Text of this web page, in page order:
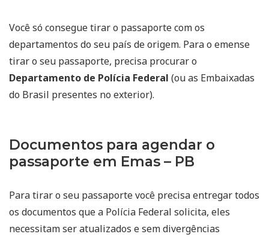
Você só consegue tirar o passaporte com os
departamentos do seu país de origem. Para o emense
tirar o seu passaporte, precisa procurar o
Departamento de Polícia Federal (ou as Embaixadas
do Brasil presentes no exterior).
Documentos para agendar o
passaporte em Emas – PB
Para tirar o seu passaporte você precisa entregar todos
os documentos que a Polícia Federal solicita, eles
necessitam ser atualizados e sem divergências